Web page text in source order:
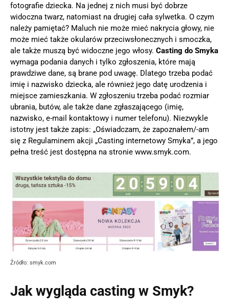
fotografie dziecka. Na jednej z nich musi być dobrze
widoczna twarz, natomiast na drugiej cała sylwetka. O czym
należy pamiętać? Maluch nie może mieć nakrycia głowy, nie
może mieć także okularów przeciwsłonecznych i smoczka,
ale także muszą być widoczne jego włosy. Casting do Smyka
wymaga podania danych i tylko zgłoszenia, które mają
prawdziwe dane, są brane pod uwagę. Dlatego trzeba podać
imię i nazwisko dziecka, ale również jego datę urodzenia i
miejsce zamieszkania. W zgłoszeniu trzeba podać rozmiar
ubrania, butów, ale także dane zgłaszającego (imię,
nazwisko, e-mail kontaktowy i numer telefonu). Niezwykle
istotny jest także zapis: „Oświadczam, że zapoznałem/-am
się z Regulaminem akcji „Casting internetowy Smyka”, a jego
pełna treść jest dostępna na stronie www.smyk.com.
Źródło: smyk.com
Jak wygląda casting w Smyk?